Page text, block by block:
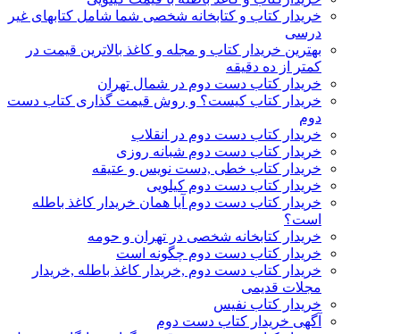
خریدار کتاب و کتابخانه شخصی شما شامل کتابهای غیر
درسی
بهترین خریدار کتاب و مجله و کاغذ بالاترین قیمت در
کمتر از ده دقیقه
خریدار کتاب دست دوم در شمال تهران
خریدار کتاب کیست؟ و روش قیمت گذاری کتاب دست
دوم
خریدار کتاب دست دوم در انقلاب
خریدار کتاب دست دوم شبانه روزی
خریدار کتاب خطی ,دست نویس و عتیقه
خریدار کتاب دست دوم کیلویی
خریدار کتاب دست دوم آیا همان خریدار کاغذ باطله
است؟
خریدار کتابخانه شخصی در تهران و حومه
خریدار کتاب دست دوم چگونه است
خریدار کتاب دست دوم ,خریدار کاغذ باطله ,خریدار
مجلات قدیمی
خریدار کتاب نفیس
آگهی خریدار کتاب دست دوم